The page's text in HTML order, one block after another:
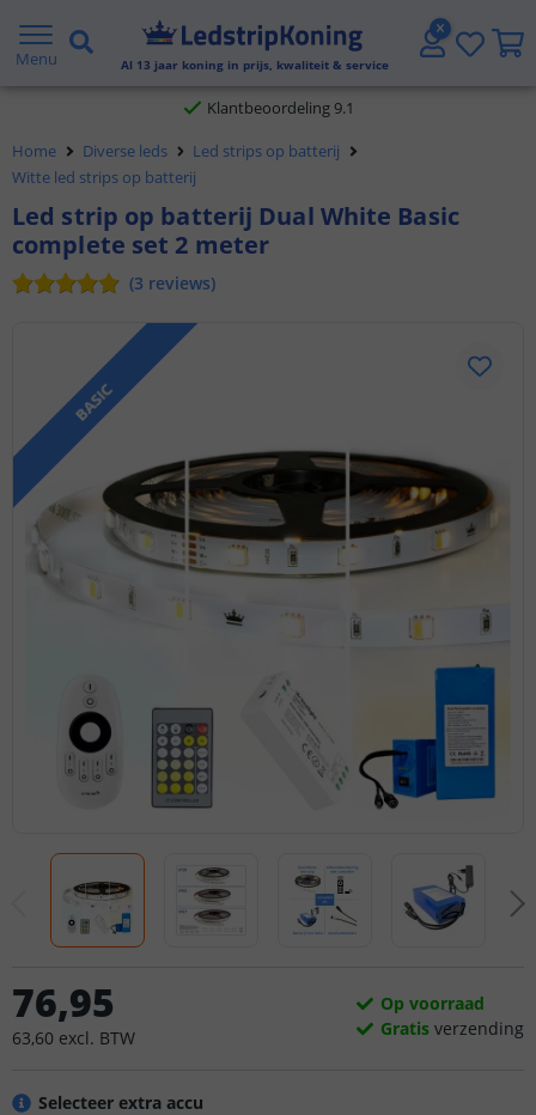
Menu Al 13 jaar koning in prijs, kwaliteit & service
Gratis verzending vanaf € 20,- NL en BE
Klantbeoordeling 9.1
Voor 23:45 uur besteld,morgen in huis
Home Diverse leds
Led strips op batterij
Witte led strips op batterij
Led strip op batterij Dual White Basic
complete set 2 meter
(3 reviews)
BASIC
Selecteer extra accu
76,95
63,60 excl. BTW
Op voorraad
Gratis verzending